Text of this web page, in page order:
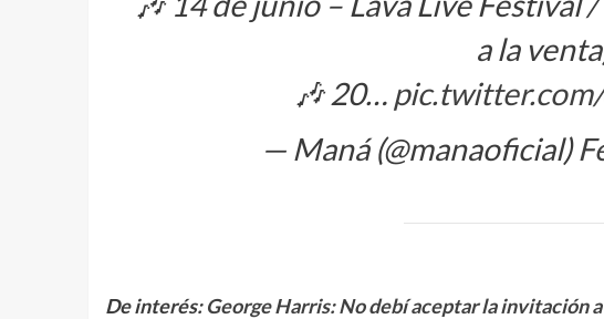
a la
🎶 20…
— Maná (@manaoficial)
De interés:George Harris: No debí aceptar la invitación